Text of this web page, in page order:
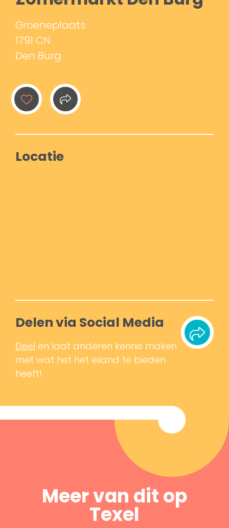
Groeneplaats
1791 CN
Den Burg
Locatie
Delen via Social Media
Deel en laat anderen kennis maken
met wat het het eiland te bieden
heeft!
Meer van dit op
Texel